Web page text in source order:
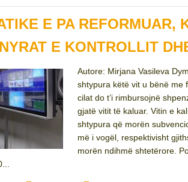
E PA REFORMUAR,
E KONTROLLIT
Autore: Mirjana Vasileva
shtypura këtë vit u bënë me
cilat do t’i rimbursojnë
gjatë vitit të kaluar. Vitin e
shtypura që morën
më i vogël, respektivisht
morën ndihmë shtetërore.